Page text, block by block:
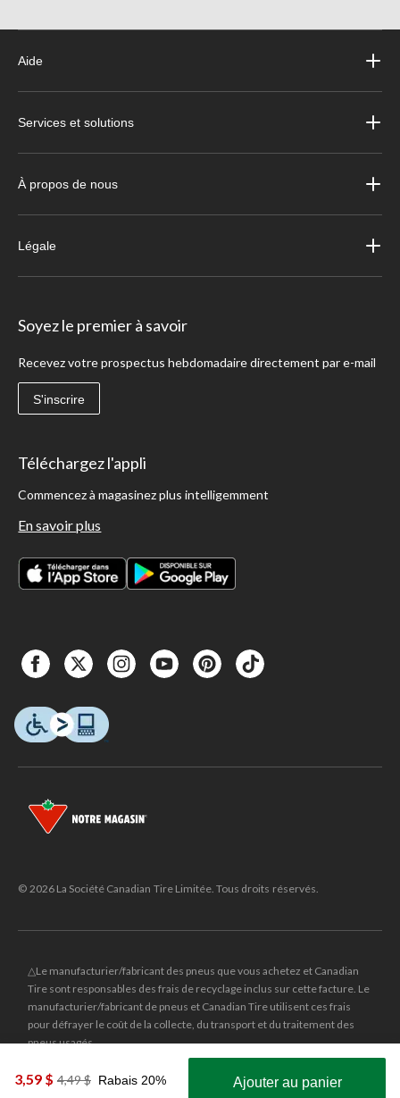
3,59 $ 4,49 $prixRabais 20% Ajouter au panier
Aide
Services et solutions
À propos de nous
Légale
Soyez le premier à savoir
Recevez votre prospectus hebdomadaire directement par e-mail
S'inscrire
Téléchargez l'appli
Commencez à magasinez plus intelligemment
En savoir plus
© 2026 La Société Canadian Tire Limitée. Tous droits réservés.
△Le manufacturier/fabricant des pneus que vous achetez et Canadian
Tire sont responsables des frais de recyclage inclus sur cette facture. Le
manufacturier/fabricant de pneus et Canadian Tire utilisent ces frais
pour défrayer le coût de la collecte, du transport et du traitement des
pneus usagés.
et le logo du triangle CANADIAN TIRE sont des
marques de commerce déposées de la Société Canadian Tire Limitée.